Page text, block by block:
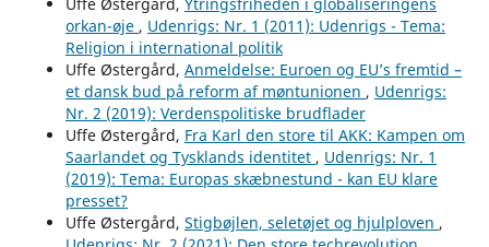
orkan-øje , Udenrigs: Nr. 1 (2011): Udenrigs - Tema:
Religion i international politik
Uffe Østergård, Anmeldelse: Euroen og EU’s fremtid –
et dansk bud på reform af møntunionen , Udenrigs:
Nr. 2 (2019): Verdenspolitiske brudflader
Uffe Østergård, Fra Karl den store til AKK: Kampen om
Saarlandet og Tysklands identitet , Udenrigs: Nr. 1
(2019): Tema: Europas skæbnestund - kan EU klare
presset?
Uffe Østergård, Stigbøjlen, seletøjet og hjulploven ,